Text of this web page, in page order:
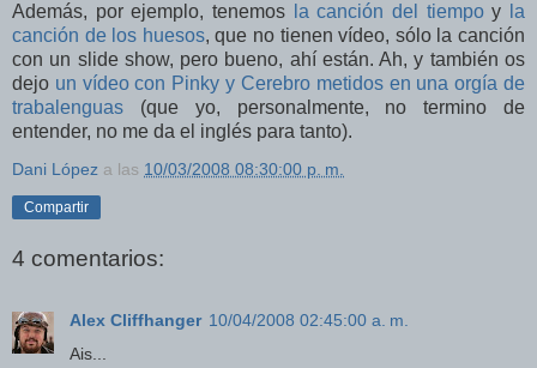
Además, por ejemplo, tenemos la canción del tiempoy
la
canción de los huesos, que no tienen vídeo, sólo la canción
con un slide show, pero bueno, ahí están. Ah, y también os
dejo un vídeo con Pinky y Cerebro metidos en una orgía de
trabalenguas (que yo, personalmente, no termino de
entender, no me da el inglés para tanto).
Dani López a las 10/03/2008 08:30:00 p. m.
Compartir
4 comentarios:
Alex Cliffhanger 10/04/2008 02:45:00 a. m.
Ais...